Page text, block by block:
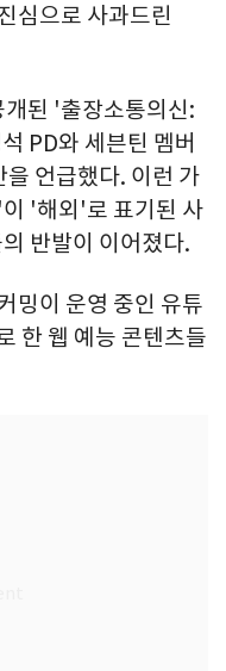
심으로 사과드린
된 '출장소통의신:
PD와 세븐틴 멤버
언급했다. 이런 가
'해외'로 표기된 사
반발이 이어졌다.
밍이 운영 중인 유튜
한 웹 예능 콘텐츠들